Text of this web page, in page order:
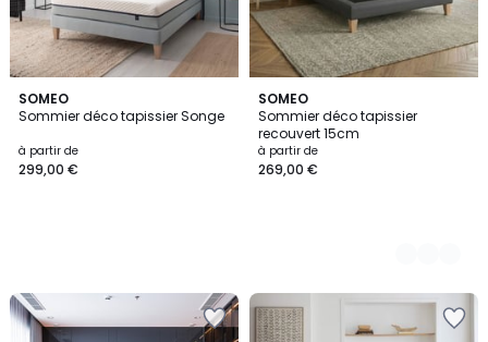
SOMEO
Sommier déco tapissier Songe
à partir de
299,00 €
SOMEO
Sommier déco tapissier
recouvert 15cm
à partir de
269,00 €
3
Couleurs